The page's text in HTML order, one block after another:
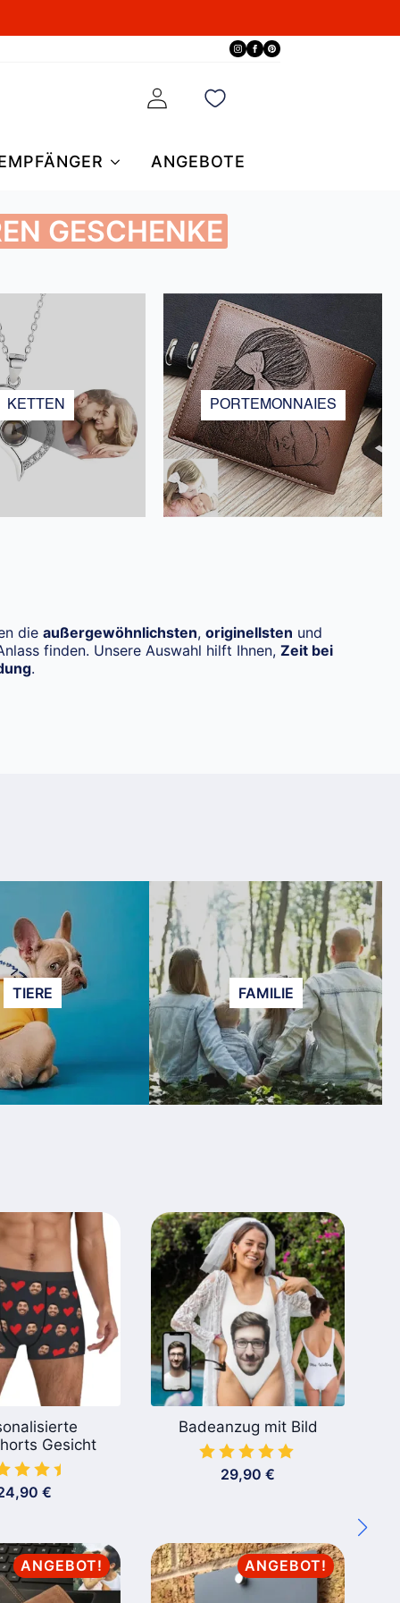
ANGEBOTE
GESCHENKE
KETTEN PORTEMONNAIES
die außergewöhnlichsten, originellsten und
finden. Unsere Auswahl hilft Ihnen, Zeit bei
.
TIERE FAMILIE
Gesicht
€
Badeanzug mit Bild
29,90 €
ANGEBOT! ANGEBOT!